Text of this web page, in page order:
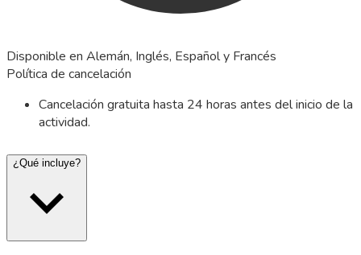
Disponible en Alemán, Inglés, Español y Francés
Política de cancelación
Cancelación gratuita hasta 24 horas antes del inicio de la
actividad.
¿Qué incluye?